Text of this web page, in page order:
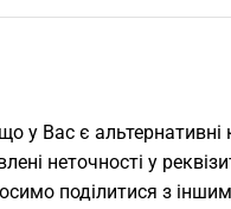
у Вас є альтернативні
неточності у
поділитися з